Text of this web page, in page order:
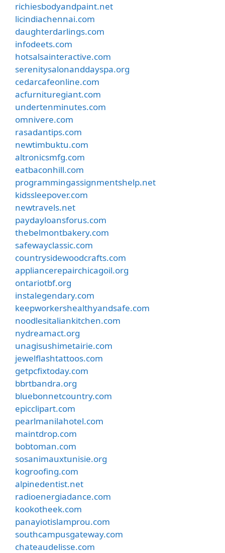
richiesbodyandpaint.net
licindiachennai.com
daughterdarlings.com
infodeets.com
hotsalsainteractive.com
serenitysalonanddayspa.org
cedarcafeonline.com
acfurnituregiant.com
undertenminutes.com
omnivere.com
rasadantips.com
newtimbuktu.com
altronicsmfg.com
eatbaconhill.com
programmingassignmentshelp.net
kidssleepover.com
newtravels.net
paydayloansforus.com
thebelmontbakery.com
safewayclassic.com
countrysidewoodcrafts.com
appliancerepairchicagoil.org
ontariotbf.org
instalegendary.com
keepworkershealthyandsafe.com
noodlesitaliankitchen.com
nydreamact.org
unagisushimetairie.com
jewelflashtattoos.com
getpcfixtoday.com
bbrtbandra.org
bluebonnetcountry.com
epicclipart.com
pearlmanilahotel.com
maintdrop.com
bobtoman.com
sosanimauxtunisie.org
kogroofing.com
alpinedentist.net
radioenergiadance.com
kookotheek.com
panayiotislamprou.com
southcampusgateway.com
chateaudelisse.com